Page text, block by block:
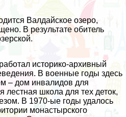
Валдайское озеро,
В результате обитель
историко-архивный
В военные годы здесь
– дом инвалидов для
лестная школа для тех деток,
В 1970-ые годы удалось
монастырского